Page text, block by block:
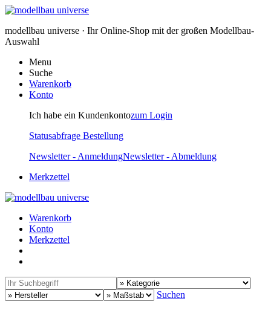
modellbau universe · Ihr Online-Shop mit der großen Modellbau-
Auswahl
Menu
Suche
Warenkorb
Konto
Ich habe ein Kundenkontozum Login
Statusabfrage Bestellung
Newsletter - AnmeldungNewsletter - Abmeldung
Merkzettel
Warenkorb
Konto
Merkzettel
Suchen